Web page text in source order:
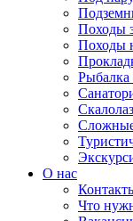
Походы
Походы
Рыбалка
О нас
Что